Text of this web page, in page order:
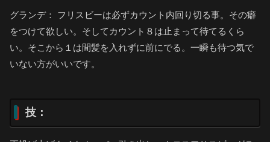
グランデ： フリスビーは必ずカウント内回り切る事。その癖
をつけて欲しい。そしてカウント８は止まって待てるくら
い。そこから１は間髪を入れずに前にでる。一瞬も待つ気で
いない方がいいです。
技：